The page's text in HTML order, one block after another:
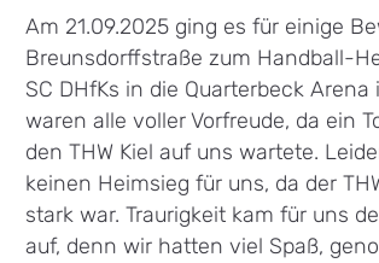
Am 21.09.2025 ging es für einige
Breunsdorffstraße zum Handball-
SC DHfKs in die Quarterbeck Arena
waren alle voller Vorfreude, da ein
den THW Kiel auf uns wartete.
keinen Heimsieg für uns, da der
stark war. Traurigkeit kam für uns
auf, denn wir hatten viel Spaß,